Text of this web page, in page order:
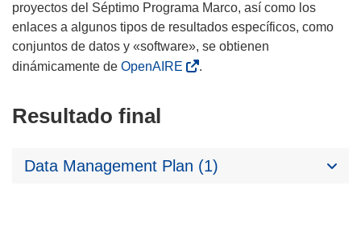
proyectos del Séptimo Programa Marco, así como los
enlaces a algunos tipos de resultados específicos, como
conjuntos de datos y «software», se obtienen
dinámicamente de OpenAIRE .
Resultado final
Data Management Plan (1)